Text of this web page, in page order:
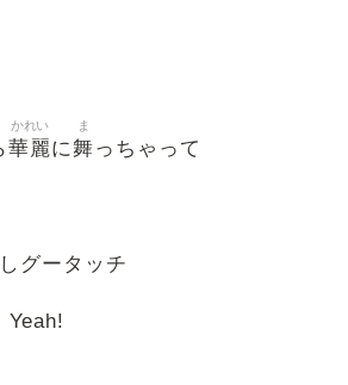
華麗
かれい
に舞
ま
っちゃって
グータッチ
Yeah!